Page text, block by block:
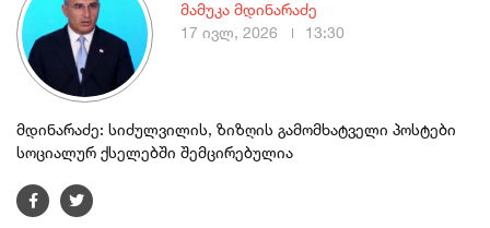
მდინარაძე: სიძულვილის, ზიზღის გამომხატველი პოსტები
სოციალურ ქსელებში შემცირებულია
მამუკა მდინარაძე
17 ივლ, 2026
13:30